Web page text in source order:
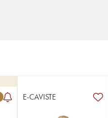
E-CAVISTE